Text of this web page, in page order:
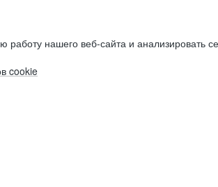
нашего веб-сайта и анализировать
cookie